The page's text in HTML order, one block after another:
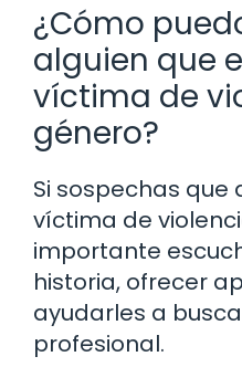
¿Cómo
alguien que
víctima de
género?
Si sospechas que
víctima de
importante
historia, ofrecer
ayudarles a
profesional.